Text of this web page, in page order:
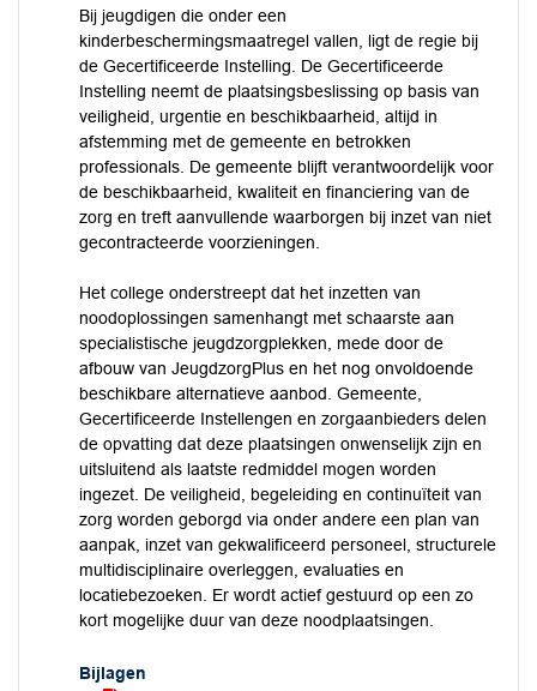
Bij jeugdigen die onder een
kinderbeschermingsmaatregel vallen, ligt de regie bij
de Gecertificeerde Instelling. De Gecertificeerde
Instelling neemt de plaatsingsbeslissing op basis van
veiligheid, urgentie en beschikbaarheid, altijd in
afstemming met de gemeente en betrokken
professionals. De gemeente blijft verantwoordelijk voor
de beschikbaarheid, kwaliteit en financiering van de
zorg en treft aanvullende waarborgen bij inzet van niet
gecontracteerde voorzieningen.
Het college onderstreept dat het inzetten van
noodoplossingen samenhangt met schaarste aan
specialistische jeugdzorgplekken, mede door de
afbouw van JeugdzorgPlus en het nog onvoldoende
beschikbare alternatieve aanbod. Gemeente,
Gecertificeerde Instellengen en zorgaanbieders delen
de opvatting dat deze plaatsingen onwenselijk zijn en
uitsluitend als laatste redmiddel mogen worden
ingezet. De veiligheid, begeleiding en continuïteit van
zorg worden geborgd via onder andere een plan van
aanpak, inzet van gekwalificeerd personeel, structurele
multidisciplinaire overleggen, evaluaties en
locatiebezoeken. Er wordt actief gestuurd op een zo
kort mogelijke duur van deze noodplaatsingen.
Bijlagen